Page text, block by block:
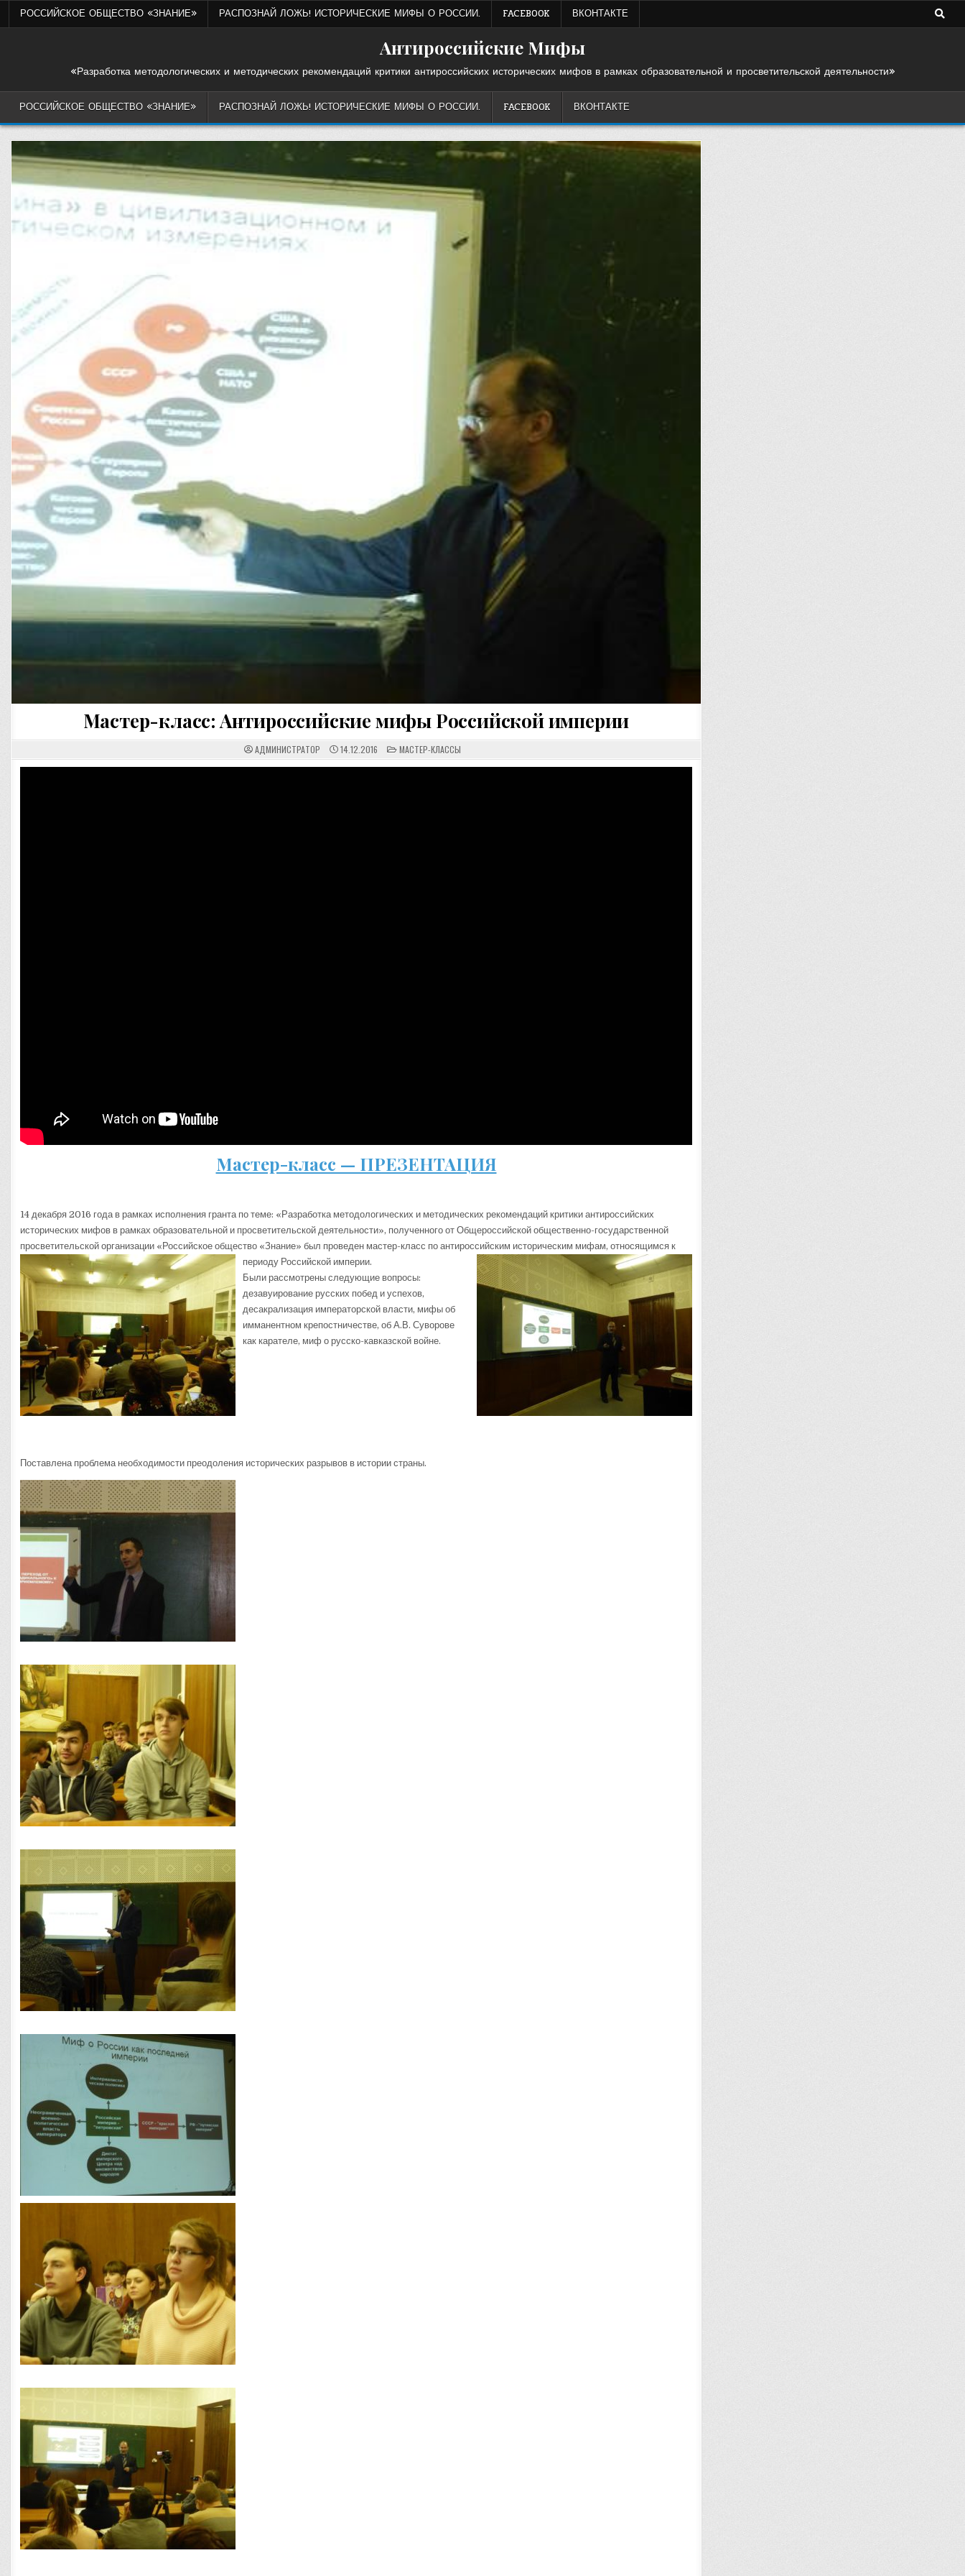
РОССИЙСКОЕ ОБЩЕСТВО «ЗНАНИЕ» РАСПОЗНАЙ ЛОЖЬ! ИСТОРИЧЕСКИЕ МИФЫ О РОССИИ. FACEBOOK ВКОНТАКТЕ
Антироссийские Мифы
«Разработка методологических и методических рекомендаций критики антироссийских исторических мифов в рамках образовательной и просветительской деятельности»
РОССИЙСКОЕ ОБЩЕСТВО «ЗНАНИЕ» РАСПОЗНАЙ ЛОЖЬ! ИСТОРИЧЕСКИЕ МИФЫ О РОССИИ. FACEBOOK ВКОНТАКТЕ
Мастер-класс: Антироссийские мифы Российской империи
АДМИНИСТРАТОР 14.12.2016 POSTED
IN
МАСТЕР-КЛАССЫ
Мастер-класс — ПРЕЗЕНТАЦИЯ
14 декабря 2016 года в рамках исполнения гранта по теме: «Разработка методологических и методических рекомендаций критики антироссийских
исторических мифов в рамках образовательной и просветительской деятельности», полученного от Общероссийской общественно-государственной
просветительской организации «Российское общество «Знание» был проведен мастер-класс по антироссийским историческим мифам, относящимся к
периоду Российской империи.
Были рассмотрены следующие вопросы:
дезавуирование русских побед и успехов,
десакрализация императорской власти, мифы об
имманентном крепостничестве, об А.В. Суворове
как карателе, миф о русско-кавказской войне.
Поставлена проблема необходимости преодоления исторических разрывов в истории страны.